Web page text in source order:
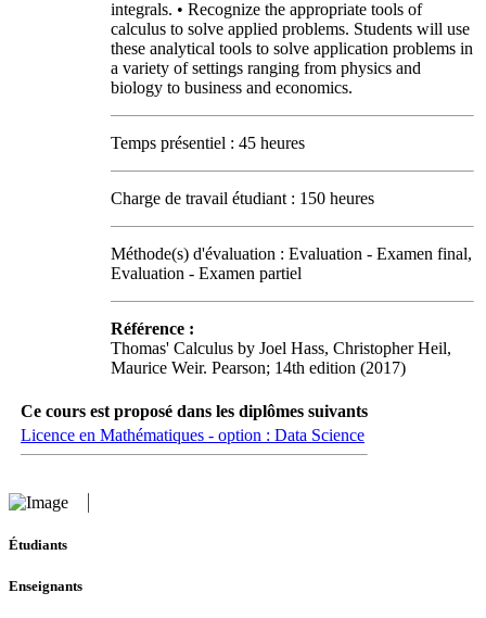
integrals. • Recognize the appropriate tools of
calculus to solve applied problems. Students will use
these analytical tools to solve application problems in
a variety of settings ranging from physics and
biology to business and economics.
Temps présentiel : 45 heures
Charge de travail étudiant : 150 heures
Méthode(s) d'évaluation : Evaluation - Examen final,
Evaluation - Examen partiel
Référence :
Thomas' Calculus by Joel Hass, Christopher Heil,
Maurice Weir. Pearson; 14th edition (2017)
Ce cours est proposé dans les diplômes suivants
Licence en Mathématiques - option : Data Science
Étudiants
Enseignants